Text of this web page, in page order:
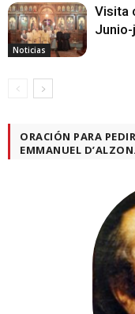
Noticias
Visita
ORACIÓN PARA
EMMANUEL D’ALZON.